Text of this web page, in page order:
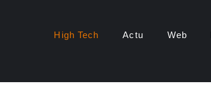
High Tech Actu Web